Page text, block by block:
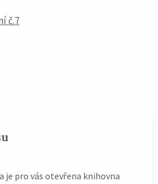
č.7
je pro vás otevřena knihovna